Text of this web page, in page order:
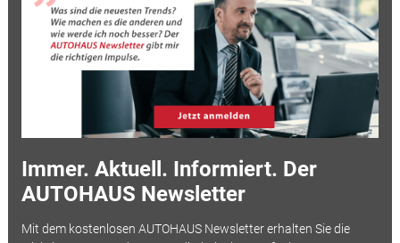
Immer. Aktuell. Informiert. Der
AUTOHAUS Newsletter
Mit dem kostenlosen AUTOHAUS Newsletter erhalten Sie die